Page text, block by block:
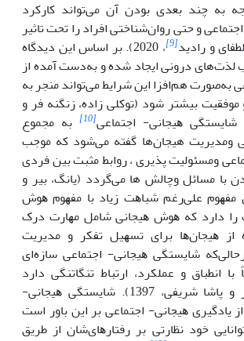
به چند بعدی بودن آن می‌تواند کارکرد
و حتی روان‌شناختی افراد را تحت تاثیر
و رادید[9]
، 2020). بر اساس این دیدگاه
درونی ایجاد شده و به‌دست آمده از
به‌صورت هم‌افزا این شرایط می‌تواند منجر به
بیشتر شود (توکلی زاده، زنگنه فر و
[10]
به مجموع
ومدیریت هیجان‌ها گفته می‌شود که موجب
ومسئولیت پذیری ، روابط مثبت بین فردی
با مسائل وچالش ها می‌گردد (یانگ، بیر و
اﯾﻦ ﻣﻔﻬﻮم علی‌رغم ﺷﺒﺎﻫﺖ زﯾﺎد ﺑﺎ ﻣﻔﻬﻮم ﻫﻮش
را دارد ﮐﻪ ﻫﻮش ﻫﯿﺠﺎﻧﯽ ﺷﺎﻣﻞ ﻣﻬﺎرت درک
از ﻫﯿﺠﺎنﻫﺎ ﺑﺮای ﺗﺴﻬﯿﻞ ﺗﻔﮑﺮ و ﻣﺪﯾﺮﯾﺖ
ﺷﺎﯾﺴﺘﮕﯽ ﻫﯿﺠﺎﻧﯽ- اﺟﺘﻤﺎﻋﯽ ﺳﺎزه‌ای
اﻧﻄﺒﺎق و ﻋﻤﻠﮑﺮد، ارﺗﺒﺎط ﺗﻨﮕﺎﺗﻨﮕﯽ دارد
(اماقلی‌وند، کدیور و پاشا شریفی، 1397). ﺷﺎﯾﺴﺘﮕﯽ ﻫﯿﺠﺎﻧﯽ-
ﯾﺎدﮔﯿﺮی ﻫﯿﺠﺎﻧﯽ- اﺟﺘﻤﺎﻋﯽ ﺑﺮ اﯾﻦ ﺑﺎور اﺳﺖ
ﺧﻮد ﻧﻈﺎرﺗﯽ ﺑﺮ رﻓﺘﺎرﻫﺎی‌شان از ﻃﺮﯾﻖ